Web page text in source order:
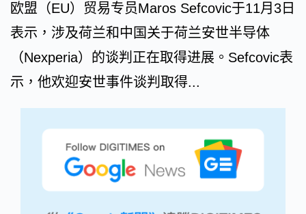
欧盟（EU）贸易专员Maros Sefcovic于11月3日
表示，涉及荷兰和中国关于荷​​兰安世半导体
（Nexperia）的谈判正在取得进展。Sefcovic表
示，他欢迎安世事件谈判取得...